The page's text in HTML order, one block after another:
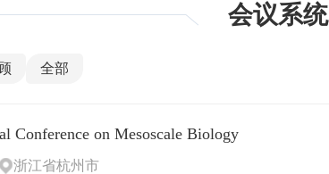
会议系统
全部
Conference on Mesoscale Biology
浙江省杭州市